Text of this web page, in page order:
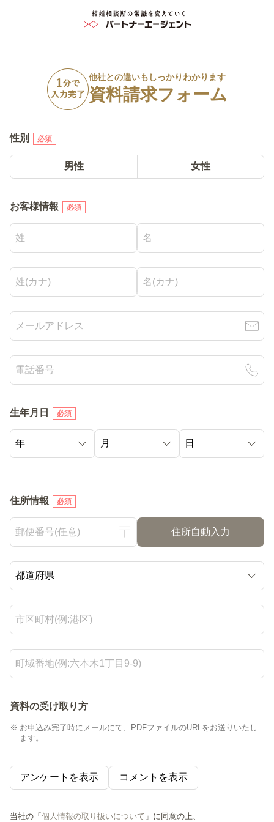
他社との違いもしっかりわかります
資料請求フォーム
性別 必須
男性 女性
お客様情報 必須
生年月日 必須
住所情報 必須
住所自動入力
資料の受け取り方
お申込み完了時にメールにて、PDFファイルのURLをお送りいたし
ます。
アンケートを表示 コメントを表示
当社の「 個人情報の取り扱いについて 」に同意の上、